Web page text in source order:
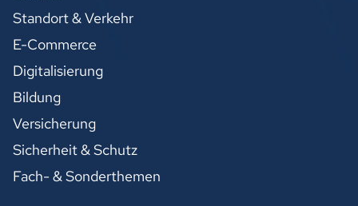
Standort & Verkehr
E-Commerce
Digitalisierung
Bildung
Versicherung
Sicherheit & Schutz
Fach- & Sonderthemen